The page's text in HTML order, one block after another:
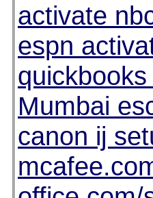
activate
espn
Mumbai
canon ij